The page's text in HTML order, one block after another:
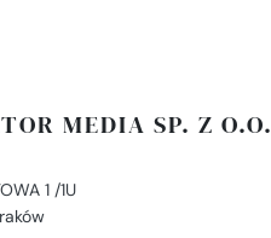
MEDIA SP. Z O.O.
1 /1U